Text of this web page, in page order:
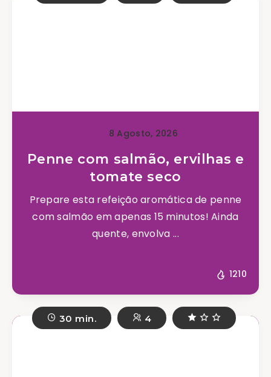
8 Agosto, 2026
Penne com salmão, ervilhas e
tomate seco
Prepare esta refeição aromática de penne
com salmão em apenas 15 minutos! Ainda
quente, envolva ...
1210
30 min. 4